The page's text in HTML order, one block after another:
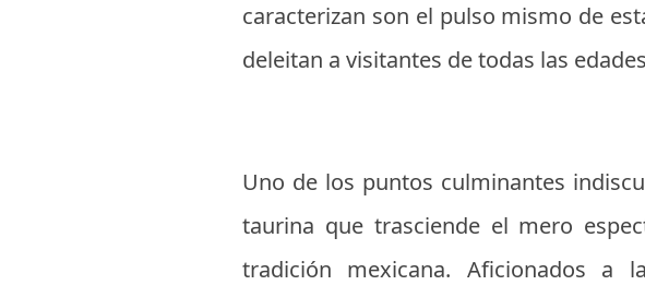
caracterizan son el pulso mismo de
deleitan a visitantes de todas las
Uno de los puntos culminantes
taurina que trasciende el mero
tradición mexicana. Aficionados